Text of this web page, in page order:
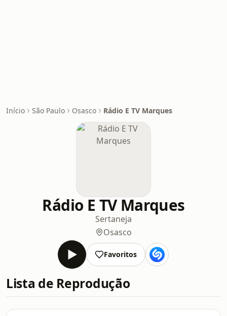
Início São Paulo Osasco Rádio E TV Marques
Rádio E TV Marques
Sertaneja
Osasco
Favoritos
Lista de Reprodução